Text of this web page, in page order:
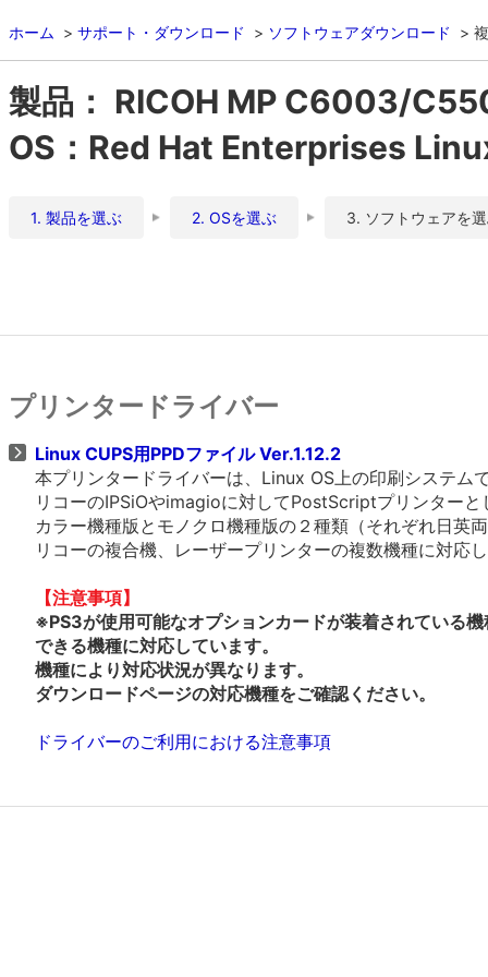
ホーム サポート・ダウンロード ソフトウェアダウンロード
製品： RICOH MP C6003/
OS：Red Hat Enterprises
1. 製品を選ぶ 2. OSを選ぶ 3. ソフトウェアを
プリンタードライバー
Linux CUPS用PPDファイル Ver.1.12.2
本プリンタードライバーは、Linux OS上の印刷システ
リコーのIPSiOやimagioに対してPostScriptプリンター
カラー機種版とモノクロ機種版の２種類（それぞれ日英
リコーの複合機、レーザープリンターの複数機種に対応
【注意事項】
※PS3が使用可能なオプションカードが装着されている
できる機種に対応しています。
機種により対応状況が異なります。
ダウンロードページの対応機種をご確認ください。
ドライバーのご利用における注意事項